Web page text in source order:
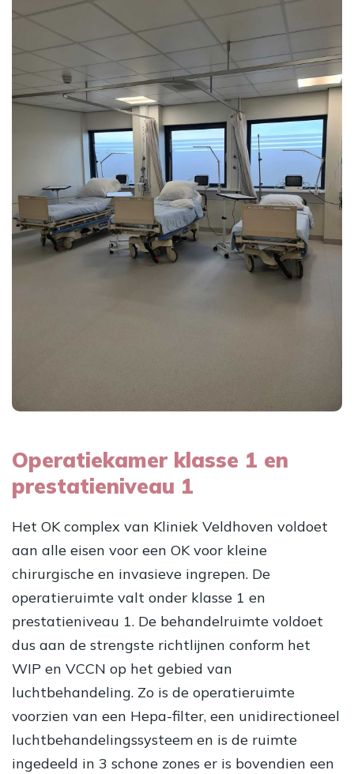
Operatiekamer klasse 1 en
prestatieniveau 1
Het OK complex van Kliniek Veldhoven voldoet
aan alle eisen voor een OK voor kleine
chirurgische en invasieve ingrepen. De
operatieruimte valt onder klasse 1 en
prestatieniveau 1. De behandelruimte voldoet
dus aan de strengste richtlijnen conform het
WIP en VCCN op het gebied van
luchtbehandeling. Zo is de operatieruimte
voorzien van een Hepa-filter, een unidirectioneel
luchtbehandelingssysteem en is de ruimte
ingedeeld in 3 schone zones er is bovendien een